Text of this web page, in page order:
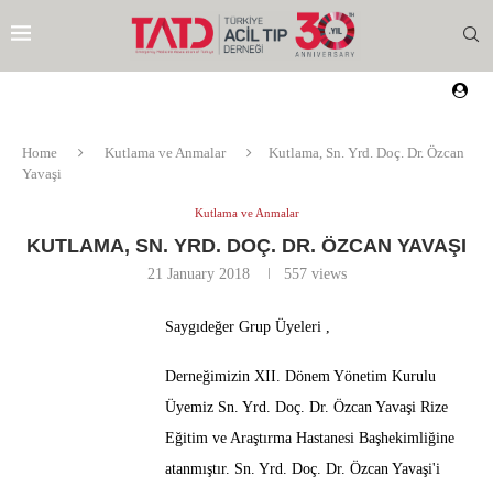
Home Kutlama ve Anmalar
Kutlama, Sn. Yrd. Doç. Dr. Özcan
Yavaşi
Kutlama ve Anmalar
KUTLAMA, SN. YRD. DOÇ. DR. ÖZCAN YAVAŞI
21 January 2018 557views
Saygıdeğer Grup Üyeleri ,
Derneğimizin XII. Dönem Yönetim Kurulu
Üyemiz Sn. Yrd. Doç. Dr. Özcan Yavaşi Rize
Eğitim ve Araştırma Hastanesi Başhekimliğine
atanmıştır. Sn. Yrd. Doç. Dr. Özcan Yavaşi'i